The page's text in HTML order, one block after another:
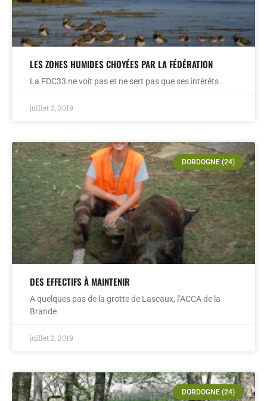
LES ZONES HUMIDES CHOYÉES PAR LA FÉDÉRATION
La FDC33 ne voit pas et ne sert pas que ses intérêts
juillet 2, 2019
DORDOGNE (24)
DES EFFECTIFS À MAINTENIR
A quelques pas de la grotte de Lascaux, l’ACCA de la
Brande
juillet 2, 2019
DORDOGNE (24)